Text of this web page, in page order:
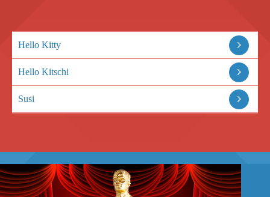
Hello Kitty
Hello Kitschi
Susi